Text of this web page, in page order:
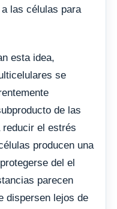
las células para
esta idea,
se
de las
el estrés
producen una
del el
parecen
dispersen lejos de